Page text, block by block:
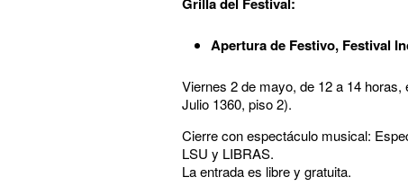
Apertura de Festivo, Festival
Viernes 2 de mayo, de 12 a 14
Julio 1360, piso 2).
Cierre con espectáculo musical:
LSU y LIBRAS.
La entrada es libre y gratuita.